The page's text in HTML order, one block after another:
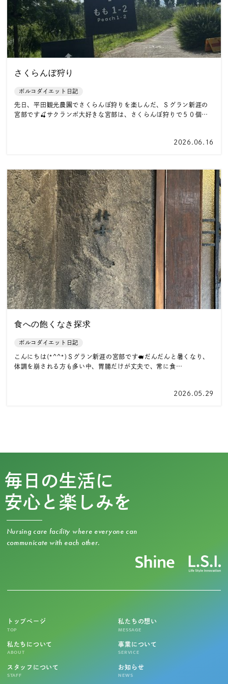
さくらんぼ狩り
ポルコダイエット日記
先日、平田観光農園でさくらんぼ狩りを楽しんだ、Ｓグラン新涯の
宮部です🍒サクランボ大好きな宮部は、さくらんぼ狩りで５０個…
2026.06.16
食への飽くなき探求
ポルコダイエット日記
こんにちは(*^^*)Ｓグラン新涯の宮部です🐖だんだんと暑くなり、
体調を崩される方も多い中、胃腸だけが丈夫で、常に食…
2026.05.29
毎日の生活に
安心と楽しみを
Nursing care facility where everyone can
communicate with each other.
トップページ
TOP
私たちの想い
MESSAGE
私たちについて
ABOUT
事業について
SERVICE
スタッフについて
STAFF
お知らせ
NEWS